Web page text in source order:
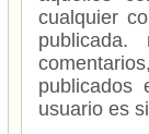
cualquier
usuario es